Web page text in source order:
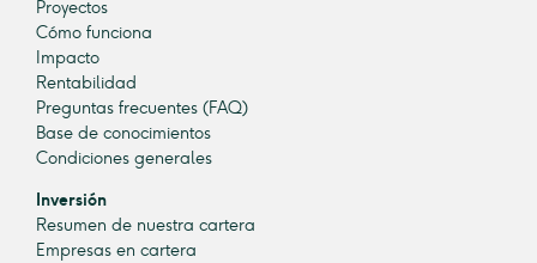
Proyectos
Cómo funciona
Impacto
Rentabilidad
Preguntas frecuentes (FAQ)
Base de conocimientos
Condiciones generales
Inversión
Resumen de nuestra cartera
Empresas en cartera